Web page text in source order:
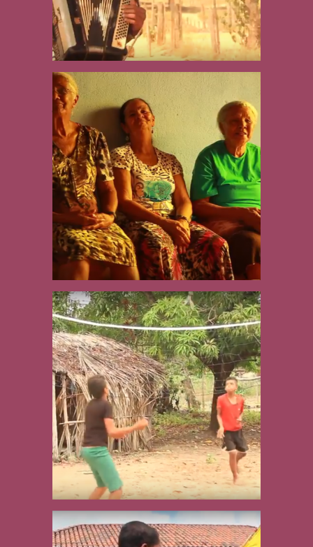
Quem disse que o
boi não sai? Ele
sai. Festejos dos
Bois de Reis de Sá
Martinha
São Pedro: festa,
devoção e
tradição
Intercâmbio